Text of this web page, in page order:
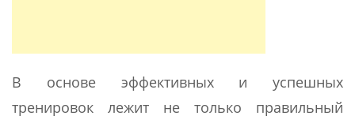
В основе эффективных и успешных
тренировок лежит не только правильный